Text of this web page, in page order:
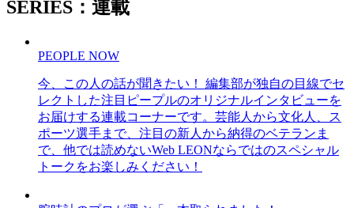
SERIES：連載
PEOPLE NOW
今、この人の話が聞きたい！ 編集部が独自の目線でセ
レクトした注目ピープルのオリジナルインタビューを
お届けする連載コーナーです。芸能人から文化人、ス
ポーツ選手まで、注目の新人から納得のベテランま
で、他では読めないWeb LEONならではのスペシャル
トークをお楽しみください！